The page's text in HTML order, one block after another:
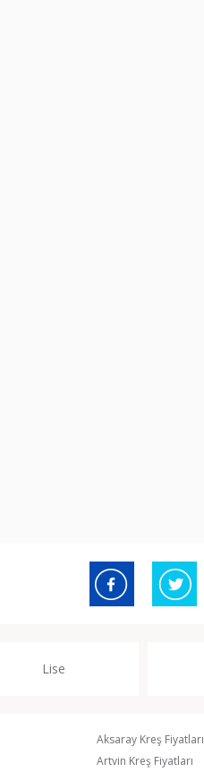
Lise
Aksaray Kreş Fiyatları
Artvin Kreş Fiyatları